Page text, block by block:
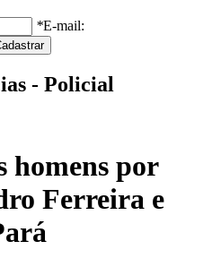
*E-mail:
- Policial
homens por
Ferreira e